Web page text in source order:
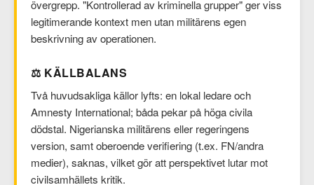
övergrepp. "Kontrollerad av kriminella grupper" ger viss
legitimerande kontext men utan militärens egen
beskrivning av operationen.
⚖️ KÄLLBALANS
Två huvudsakliga källor lyfts: en lokal ledare och
Amnesty International; båda pekar på höga civila
dödstal. Nigerianska militärens eller regeringens
version, samt oberoende verifiering (t.ex. FN/andra
medier), saknas, vilket gör att perspektivet lutar mot
civilsamhällets kritik.